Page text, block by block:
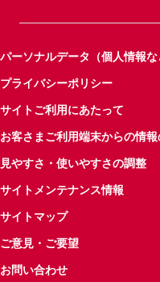
パーソナルデータ（個人情報
プライバシーポリシー
サイトご利用にあたって
お客さまご利用端末からの情
見やすさ・使いやすさの調整
サイトメンテナンス情報
サイトマップ
ご意見・ご要望
お問い合わせ